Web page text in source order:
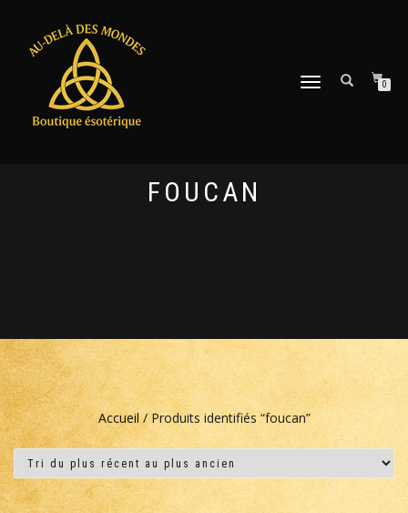
DÉPLIER
0
FOUCAN
Accueil/ Produits identifiés “foucan”